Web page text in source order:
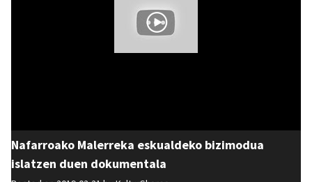
Nafarroako Malerreka eskualdeko bizimodua
islatzen duen dokumentala